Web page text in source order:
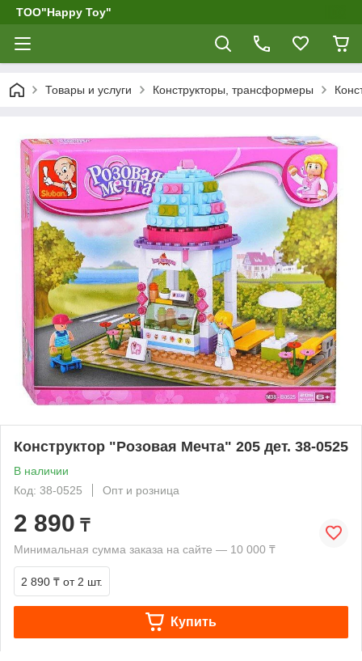
ТОО"Happy Toy"
Товары и услуги Конструкторы, трансформеры
Конструктор "Розовая Мечта" 205 дет. 38-0525
В наличии
Код: 38-0525
Опт и розница
2 890 ₸
Минимальная сумма заказа на сайте — 10 000 ₸
2 890 ₸ от 2 шт.
Купить